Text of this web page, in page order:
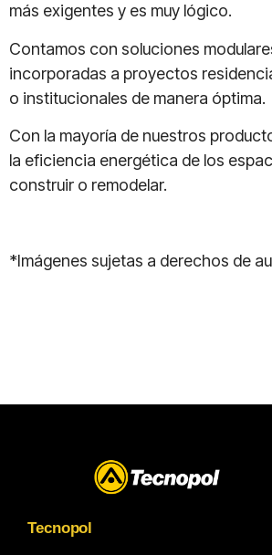
más exigentes y es muy lógico.
Contamos con soluciones
incorporadas a proyectos
o institucionales de manera óptima.
Con la mayoría de nuestros
la eficiencia energética de los
construir o remodelar.
*Imágenes sujetas a derechos de
Tecnopol